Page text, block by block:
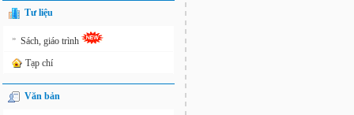
Tư liệu
» Sách, giáo trình
Tạp chí
Văn bản